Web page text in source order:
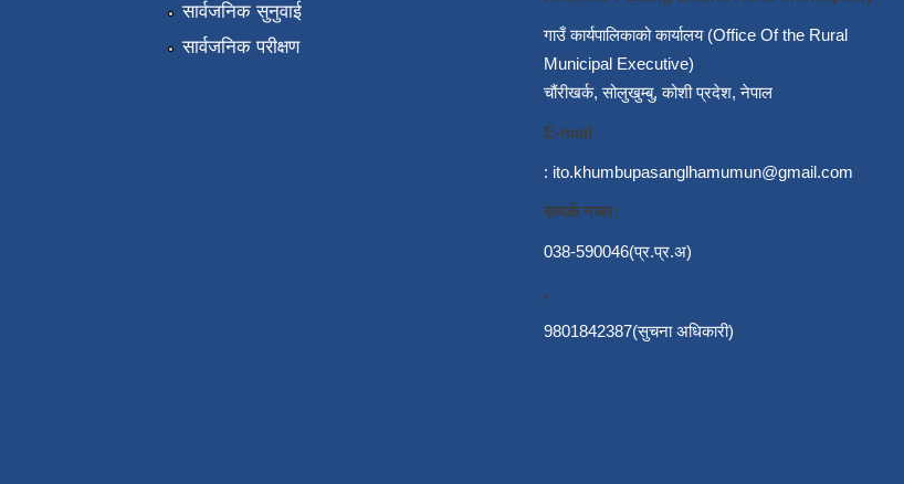
सार्वजनिक सुनुवाई
सार्वजनिक परीक्षण
गाउँ कार्यपालिकाको कार्यालय (Office Of the Rural
Municipal Executive)
चौंरीखर्क, सोलुखुम्बु, कोशी प्रदेश, नेपाल
E-mail
: ito.khumbupasanglhamumun@gmail.com
सम्पर्क नम्बर:
038-590046(प्र.प्र.अ)
,
9801842387(सुचना अधिकारी)